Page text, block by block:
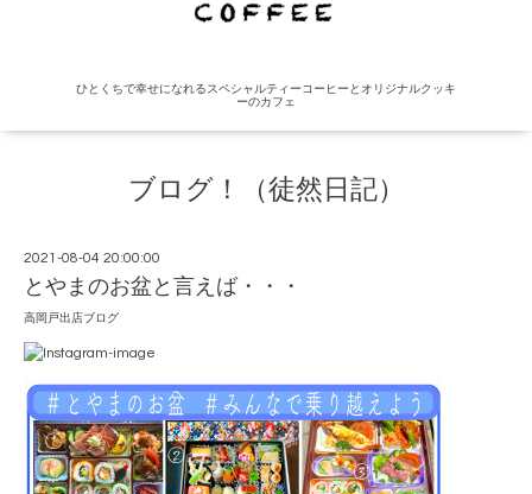
ひとくちで幸せになれるスペシャルティーコーヒーとオリジナルクッキ
ーのカフェ
ブログ！（徒然日記）
2021-08-04 20:00:00
とやまのお盆と言えば・・・
高岡戸出店ブログ